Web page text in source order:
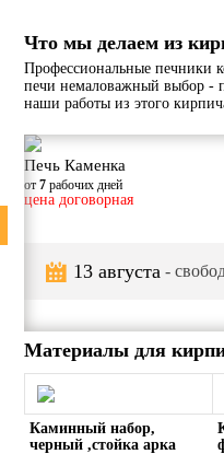
Что мы делаем из
Профессиональные печники
печи немаловажный выбор -
наши работы из этого
Печь Каменка
от 7 рабочих дней
цена договорная
13 августа -
Материалы для
Каминный набор,
черный ,стойка арка